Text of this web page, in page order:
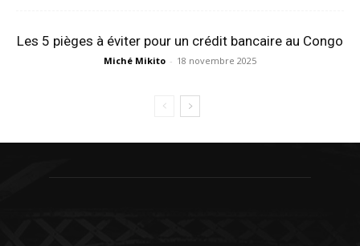
Les 5 pièges à éviter pour un crédit bancaire au Congo
Miché Mikito - 18 novembre 2025